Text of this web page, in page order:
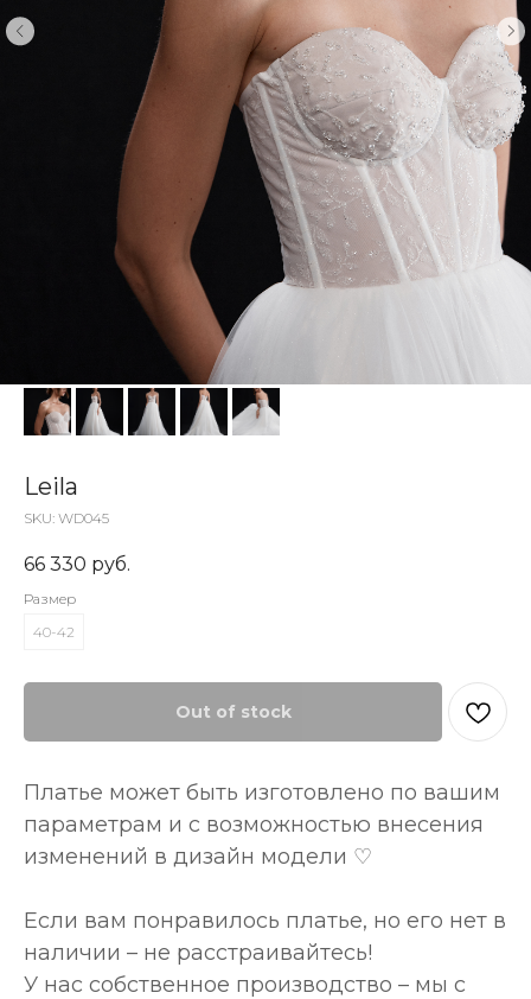
Leila
SKU: WD045
66 330 руб.
Размер
40-42
Out of stock
Платье может быть изготовлено по вашим
параметрам и с возможностью внесения
изменений в дизайн модели ♡
Если вам понравилось платье, но его нет в
наличии – не расстраивайтесь!
У нас собственное производство – мы с